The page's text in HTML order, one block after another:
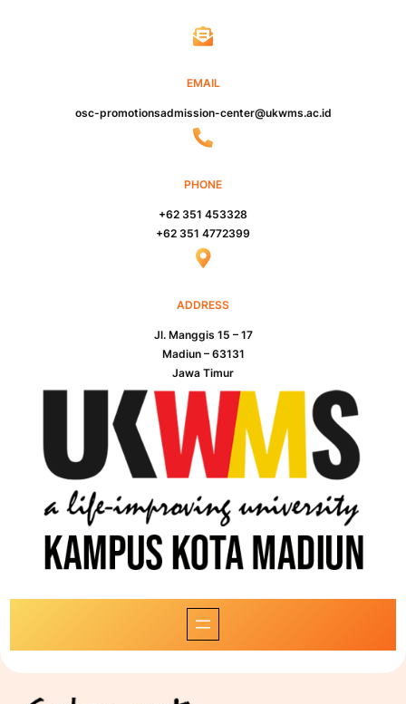
EMAIL
osc-promotionsadmission-center@ukwms.ac.id
PHONE
+62 351 453328
+62 351 4772399
ADDRESS
Jl. Manggis 15 – 17
Madiun – 63131
Jawa Timur